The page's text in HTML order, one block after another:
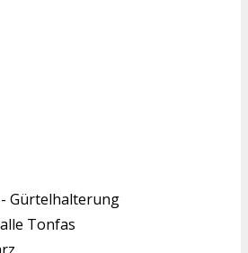
Gürtelhalterung
Tonfas